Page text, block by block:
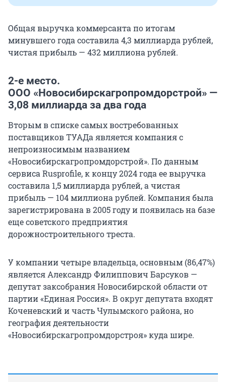
Общая выручка коммерсанта по итогам
минувшего года составила 4,3 миллиарда рублей,
чистая прибыль — 432 миллиона рублей.
2-е место.
ООО «Новосибирскагропромдорстрой» —
3,08 миллиарда за два года
Вторым в списке самых востребованных
поставщиков ТУАДа является компания с
непроизносимым названием
«Новосибирскагропромдорстрой». По данным
сервиса Rusprofile, к концу 2024 года ее выручка
составила 1,5 миллиарда рублей, а чистая
прибыль — 104 миллиона рублей. Компания была
зарегистрирована в 2005 году и появилась на базе
еще советского предприятия
дорожностроительного треста.
У компании четыре владельца, основным (86,47%)
является Александр Филиппович Барсуков —
депутат заксобрания Новосибирской области от
партии «Единая Россия». В округ депутата входят
Коченевский и часть Чулымского района, но
география деятельности
«Новосибирскагропромдорстроя» куда шире.